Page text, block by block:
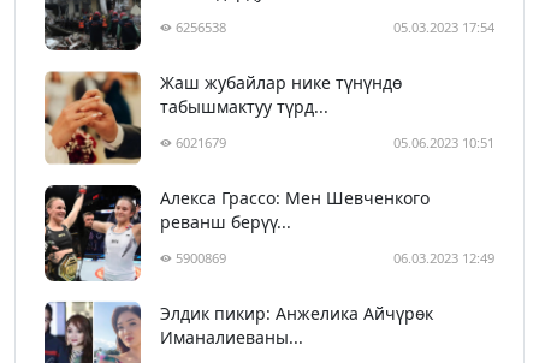
6256538 05.03.2023 17:54
Жаш жубайлар нике түнүндө
табышмактуу түрд...
6021679 05.06.2023 10:51
Алекса Грассо: Мен Шевченкого
реванш берүү...
5900869 06.03.2023 12:49
Элдик пикир: Анжелика Айчүрөк
Иманалиеваны...